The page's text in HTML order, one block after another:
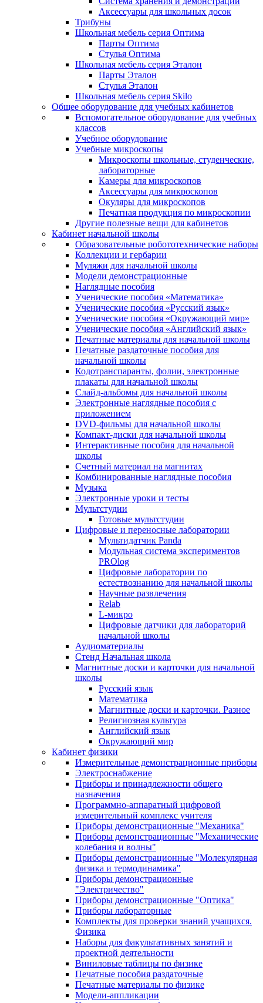
Аксессуары для школьных досок
Трибуны
Школьная мебель серия Оптима
Парты Оптима
Стулья Оптима
Школьная мебель серия Эталон
Парты Эталон
Стулья Эталон
Школьная мебель серия Skilo
Общее оборудование для учебных кабинетов
Вспомогательное оборудование для учебных
классов
Учебное оборудование
Учебные микроскопы
Микроскопы школьные, студенческие,
лабораторные
Камеры для микроскопов
Аксессуары для микроскопов
Окуляры для микроскопов
Печатная продукция по микроскопии
Другие полезные вещи для кабинетов
Кабинет начальной школы
Образовательные робототехнические наборы
Коллекции и гербарии
Муляжи для начальной школы
Модели демонстрационные
Наглядные пособия
Ученические пособия «Математика»
Ученические пособия «Русский язык»
Ученические пособия «Окружающий мир»
Ученические пособия «Английский язык»
Печатные материалы для начальной школы
Печатные раздаточные пособия для
начальной школы
Кодотранспаранты, фолии, электронные
плакаты для начальной школы
Слайд-альбомы для начальной школы
Электронные наглядные пособия с
приложением
DVD-фильмы для начальной школы
Компакт-диски для начальной школы
Интерактивные пособия для начальной
школы
Счетный материал на магнитах
Комбинированные наглядные пособия
Музыка
Электронные уроки и тесты
Мультстудии
Готовые мультстудии
Цифровые и переносные лаборатории
Мультидатчик Panda
Модульная система экспериментов
PROlog
Цифровые лаборатории по
естествознанию для начальной школы
Научные развлечения
Relab
L-микро
Цифровые датчики для лабораторий
начальной школы
Аудиоматериалы
Стенд Начальная школа
Магнитные доски и карточки для начальной
школы
Русский язык
Математика
Магнитные доски и карточки. Разное
Религиозная культура
Английский язык
Окружающий мир
Кабинет физики
Измерительные демонстрационные приборы
Электроснабжение
Приборы и принадлежности общего
назначения
Программно-аппаратный цифровой
измерительный комплекс учителя
Приборы демонстрационные "Механика"
Приборы демонстрационные "Механические
колебания и волны"
Приборы демонстрационные "Молекулярная
физика и термодинамика"
Приборы демонстрационные
"Электричество"
Приборы демонстрационные "Оптика"
Приборы лабораторные
Комплекты для проверки знаний учащихся.
Физика
Наборы для факультативных занятий и
проектной деятельности
Виниловые таблицы по физике
Печатные пособия раздаточные
Печатные материалы по физике
Модели-аппликации